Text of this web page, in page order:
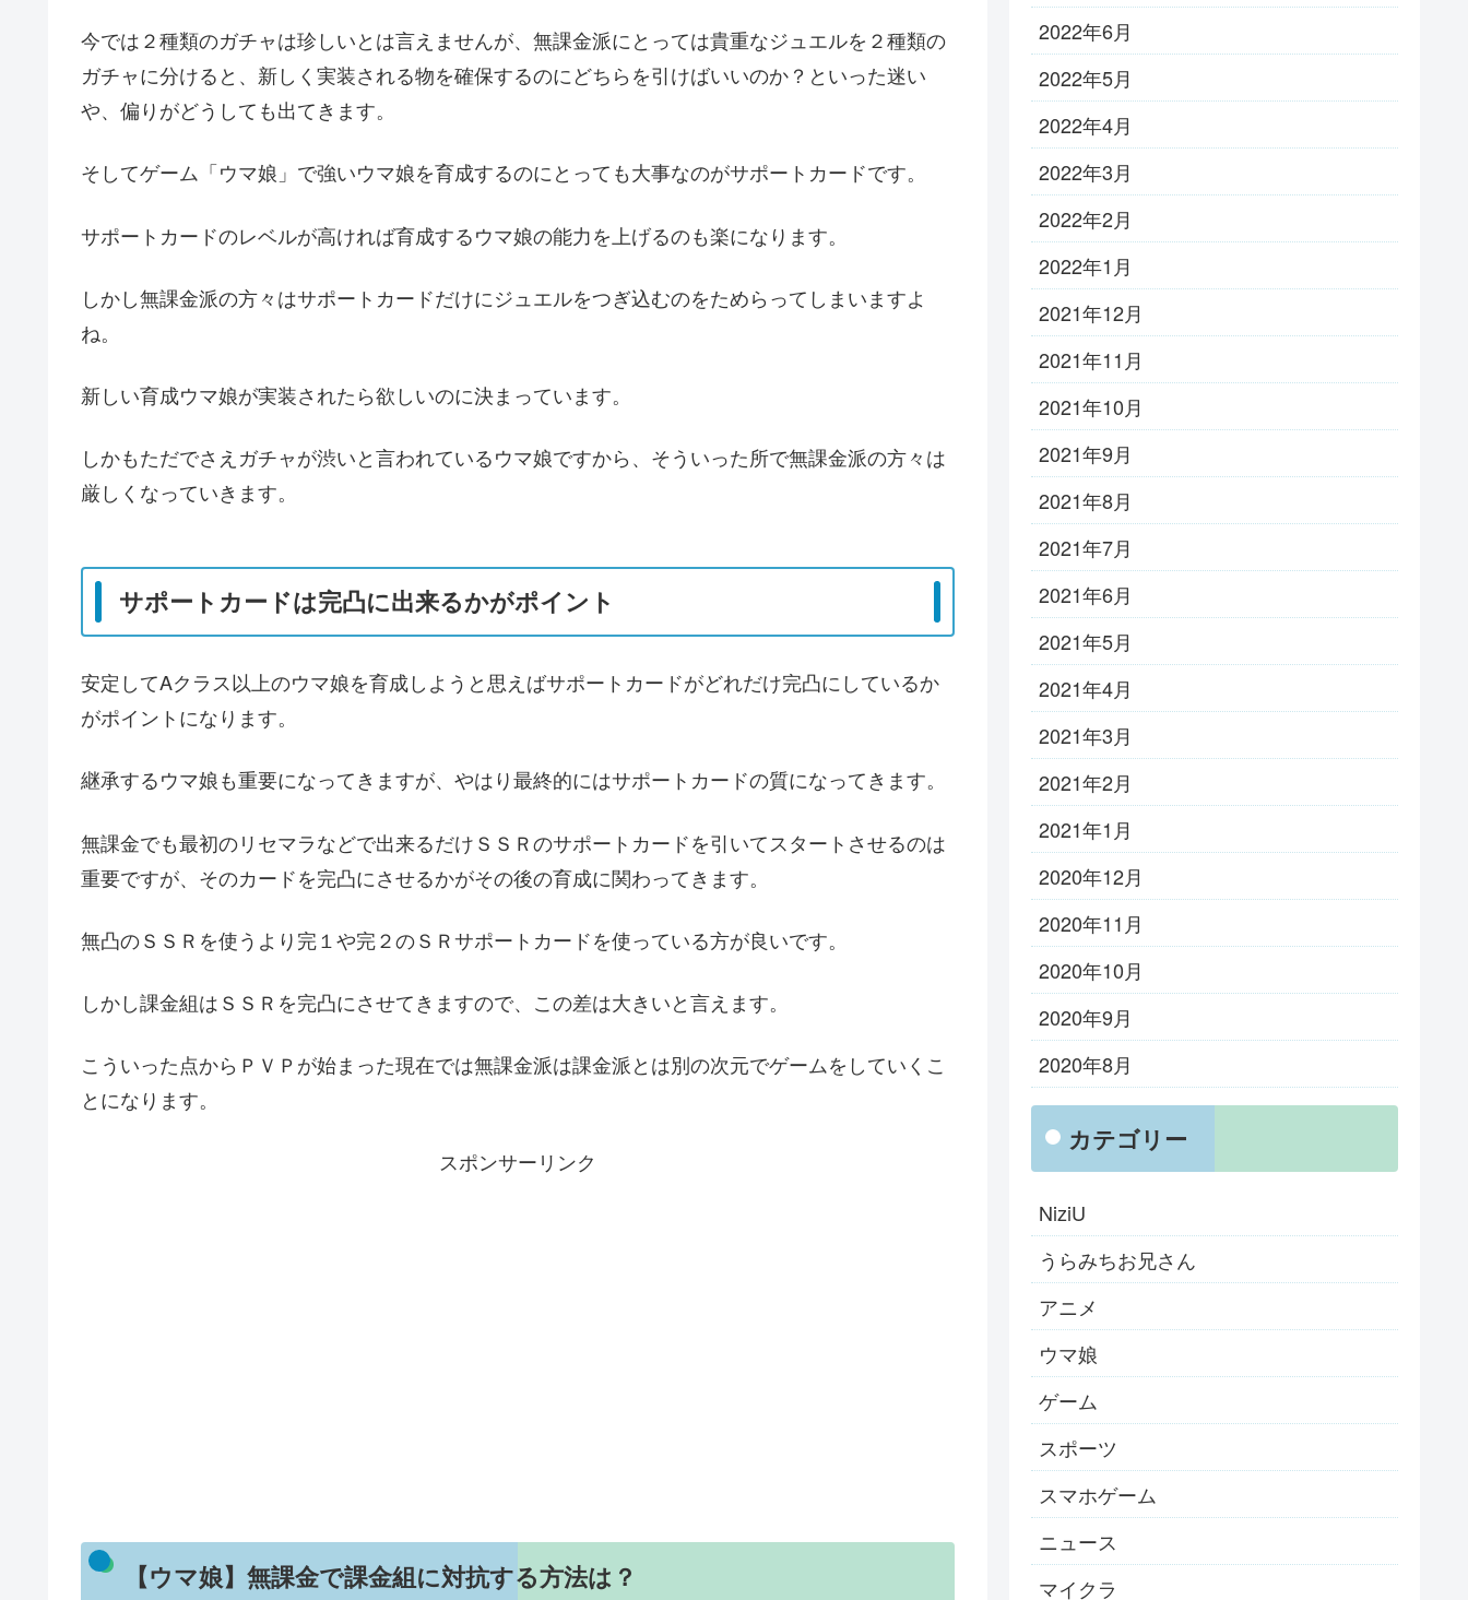
今では２種類のガチャは珍しいとは言えませんが、無課金派にとっては貴重なジュエルを２種類の
ガチャに分けると、新しく実装される物を確保するのにどちらを引けばいいのか？といった迷い
や、偏りがどうしても出てきます。
そしてゲーム「ウマ娘」で強いウマ娘を育成するのにとっても大事なのがサポートカードです。
サポートカードのレベルが高ければ育成するウマ娘の能力を上げるのも楽になります。
しかし無課金派の方々はサポートカードだけにジュエルをつぎ込むのをためらってしまいますよ
ね。
新しい育成ウマ娘が実装されたら欲しいのに決まっています。
しかもただでさえガチャが渋いと言われているウマ娘ですから、そういった所で無課金派の方々は
厳しくなっていきます。
サポートカードは完凸に出来るかがポイント
安定してAクラス以上のウマ娘を育成しようと思えばサポートカードがどれだけ完凸にしているか
がポイントになります。
継承するウマ娘も重要になってきますが、やはり最終的にはサポートカードの質になってきます。
無課金でも最初のリセマラなどで出来るだけＳＳＲのサポートカードを引いてスタートさせるのは
重要ですが、そのカードを完凸にさせるかがその後の育成に関わってきます。
無凸のＳＳＲを使うより完１や完２のＳＲサポートカードを使っている方が良いです。
しかし課金組はＳＳＲを完凸にさせてきますので、この差は大きいと言えます。
こういった点からＰＶＰが始まった現在では無課金派は課金派とは別の次元でゲームをしていくこ
とになります。
スポンサーリンク
【ウマ娘】無課金で課金組に対抗する方法は？
2022年6月
2022年5月
2022年4月
2022年3月
2022年2月
2022年1月
2021年12月
2021年11月
2021年10月
2021年9月
2021年8月
2021年7月
2021年6月
2021年5月
2021年4月
2021年3月
2021年2月
2021年1月
2020年12月
2020年11月
2020年10月
2020年9月
2020年8月
カテゴリー
NiziU
うらみちお兄さん
アニメ
ウマ娘
ゲーム
スポーツ
スマホゲーム
ニュース
マイクラ